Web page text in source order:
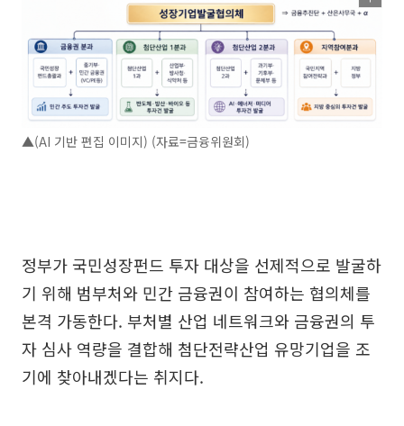
▲(AI 기반 편집 이미지) (자료=금융위원회)
정부가 국민성장펀드 투자 대상을 선제적으로 발굴하
기 위해 범부처와 민간 금융권이 참여하는 협의체를
본격 가동한다. 부처별 산업 네트워크와 금융권의 투
자 심사 역량을 결합해 첨단전략산업 유망기업을 조
기에 찾아내겠다는 취지다.